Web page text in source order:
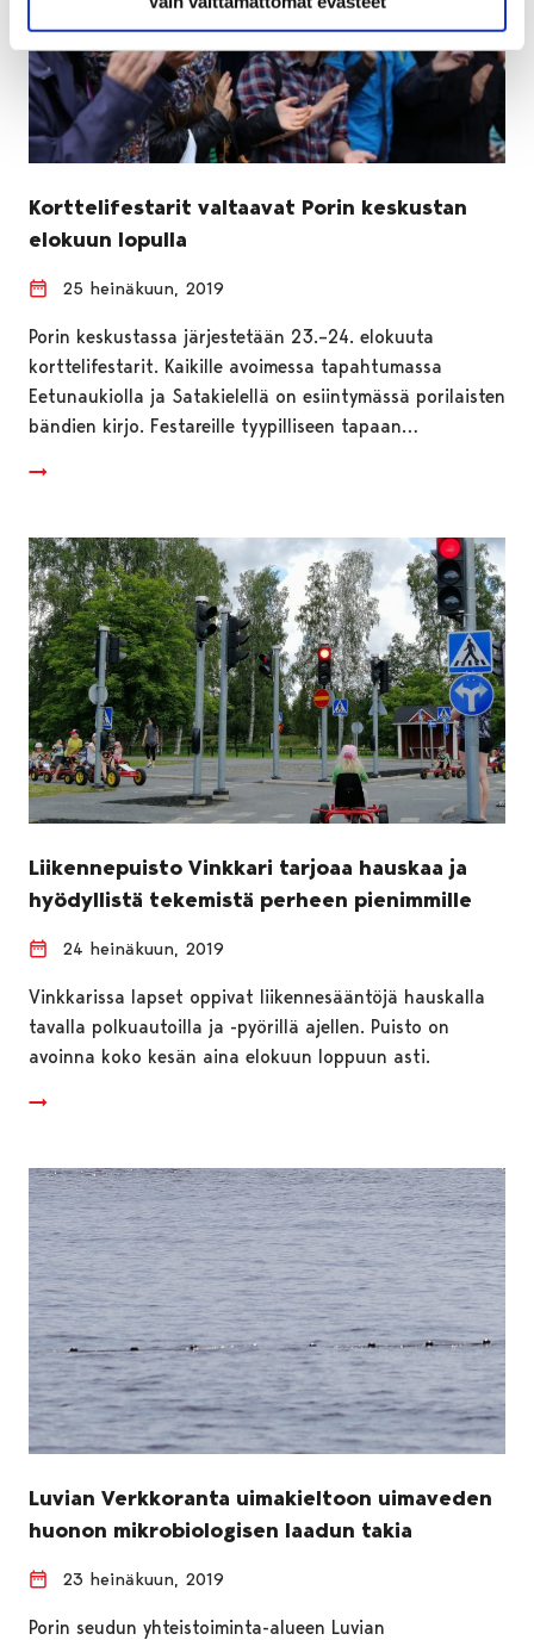
Korttelifestarit valtaavat Porin keskustan
elokuun lopulla
25 heinäkuun, 2019
Porin keskustassa järjestetään 23.–24. elokuuta
korttelifestarit. Kaikille avoimessa tapahtumassa
Eetunaukiolla ja Satakielellä on esiintymässä porilaisten
bändien kirjo. Festareille tyypilliseen tapaan…
Liikennepuisto Vinkkari tarjoaa hauskaa ja
hyödyllistä tekemistä perheen pienimmille
24 heinäkuun, 2019
Vinkkarissa lapset oppivat liikennesääntöjä hauskalla
tavalla polkuautoilla ja -pyörillä ajellen. Puisto on
avoinna koko kesän aina elokuun loppuun asti.
Luvian Verkkoranta uimakieltoon uimaveden
huonon mikrobiologisen laadun takia
23 heinäkuun, 2019
Porin seudun yhteistoiminta-alueen Luvian